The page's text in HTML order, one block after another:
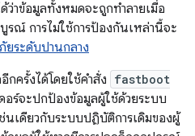
าข้อมูลทั้งหมดจะถูกทำลายเมื่อ
รณ์ การไม่ใช้การป้องกันเหล่านี้จะ
ยระดับปานกลาง
ครั้งได้โดยใช้คำสั่ง fastboot
อร์จะปกป้องข้อมูลผู้ใช้ด้วยระบบ
เดียวกับระบบปฏิบัติการเดิมของผู้